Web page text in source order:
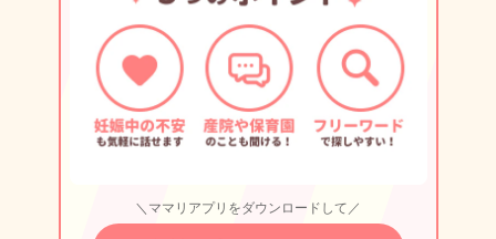
＼ママリアプリをダウンロードして／